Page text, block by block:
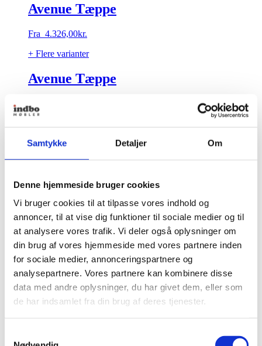
Samtykke Detaljer Om
Denne hjemmeside bruger cookies
Vi bruger cookies til at tilpasse vores indhold og
annoncer, til at vise dig funktioner til sociale medier og til
at analysere vores trafik. Vi deler også oplysninger om
din brug af vores hjemmeside med vores partnere inden
for sociale medier, annonceringspartnere og
analysepartnere. Vores partnere kan kombinere disse
data med andre oplysninger, du har givet dem, eller som
de har indsamlet fra din brug af deres tjenester.
Avenue Tæppe
Fra 4.326,00kr.
+ Flere varianter
Avenue Tæppe
Fra
Beach Tæppe
Fra4.326,00kr.
+ Flere varianter
Beach Tæppe
Fra4.326,00 kr.
Se produkt Dette vare har flere varianter. Mulighederne kan